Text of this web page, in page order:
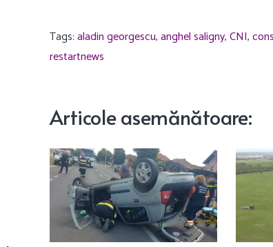
Tags:aladin georgescu,anghel saligny,CNI,
restartnews
Articoleasemănătoare: